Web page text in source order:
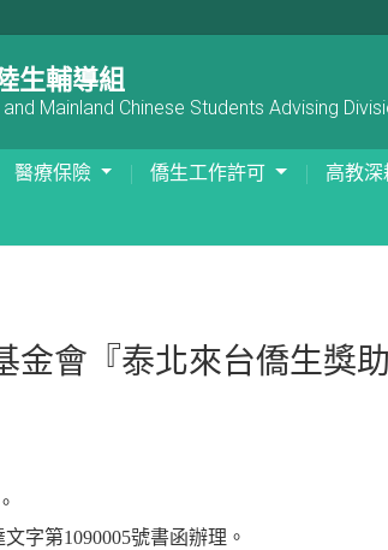
生輔導組
Mainland Chinese Students Advising
醫療保險 僑生工作許可 高教
會『泰北來台僑生獎助
字第1090005號書函辦理。